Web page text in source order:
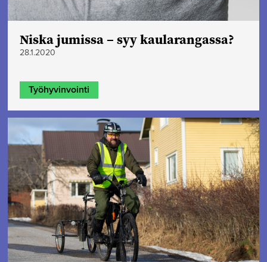
Niska jumissa – syy kaularangassa?
28.1.2020
Työhyvinvointi